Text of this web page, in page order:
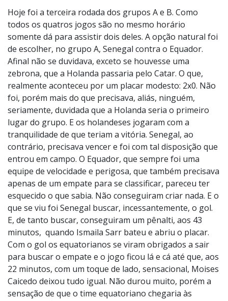
Hoje foi a terceira rodada dos grupos A e B. Como
todos os quatros jogos são no mesmo horário
somente dá para assistir dois deles. A opção natural foi
de escolher, no grupo A, Senegal contra o Equador.
Afinal não se duvidava, exceto se houvesse uma
zebrona, que a Holanda passaria pelo Catar. O que,
realmente aconteceu por um placar modesto: 2x0. Não
foi, porém mais do que precisava, aliás, ninguém,
seriamente, duvidada que a Holanda seria o primeiro
lugar do grupo. E os holandeses jogaram com a
tranquilidade de que teriam a vitória. Senegal, ao
contrário, precisava vencer e foi com tal disposição que
entrou em campo. O Equador, que sempre foi uma
equipe de velocidade e perigosa, que também precisava
apenas de um empate para se classificar, pareceu ter
esquecido o que sabia. Não conseguiram criar nada. E o
que se viu foi Senegal buscar, incessantemente, o gol.
E, de tanto buscar, conseguiram um pênalti, aos 43
minutos, quando Ismaila Sarr bateu e abriu o placar.
Com o gol os equatorianos se viram obrigados a sair
para buscar o empate e o jogo ficou lá e cá até que, aos
22 minutos, com um toque de lado, sensacional, Moises
Caicedo deixou tudo igual. Não durou muito, porém a
sensação de que o time equatoriano chegaria às